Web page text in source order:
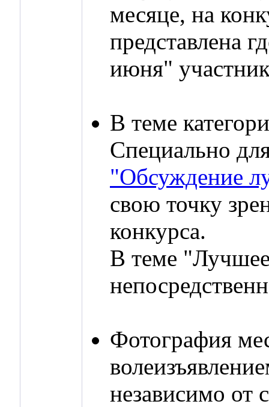
месяце, на
представлена
июня"
В теме
Специально
"Обсуждение
свою точку
конкурса.
В теме "Лучшее
Фотография
независимо от